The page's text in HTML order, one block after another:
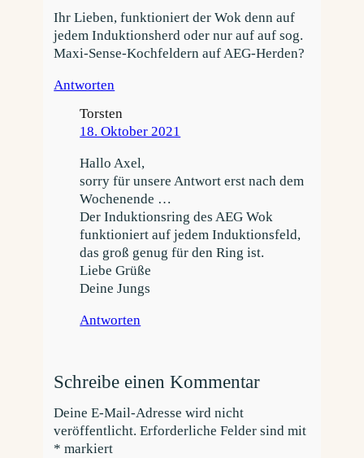
Ihr Lieben, funktioniert der Wok denn auf
jedem Induktionsherd oder nur auf auf sog.
Maxi-Sense-Kochfeldern auf AEG-Herden?
Antworten
Torsten
18. Oktober 2021
Hallo Axel,
sorry für unsere Antwort erst nach dem
Wochenende …
Der Induktionsring des AEG Wok
funktioniert auf jedem Induktionsfeld,
das groß genug für den Ring ist.
Liebe Grüße
Deine Jungs
Antworten
Schreibe einen Kommentar
Deine E-Mail-Adresse wird nicht
veröffentlicht. Erforderliche Felder sind mit
* markiert